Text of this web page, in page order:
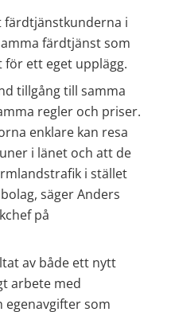
färdtjänstkunderna i
färdtjänst som
för ett eget upplägg.
tillgång till samma
regler och priser.
enklare kan resa
i länet och att de
i stället
säger Anders
på
av både ett nytt
arbete med
egenavgifter som